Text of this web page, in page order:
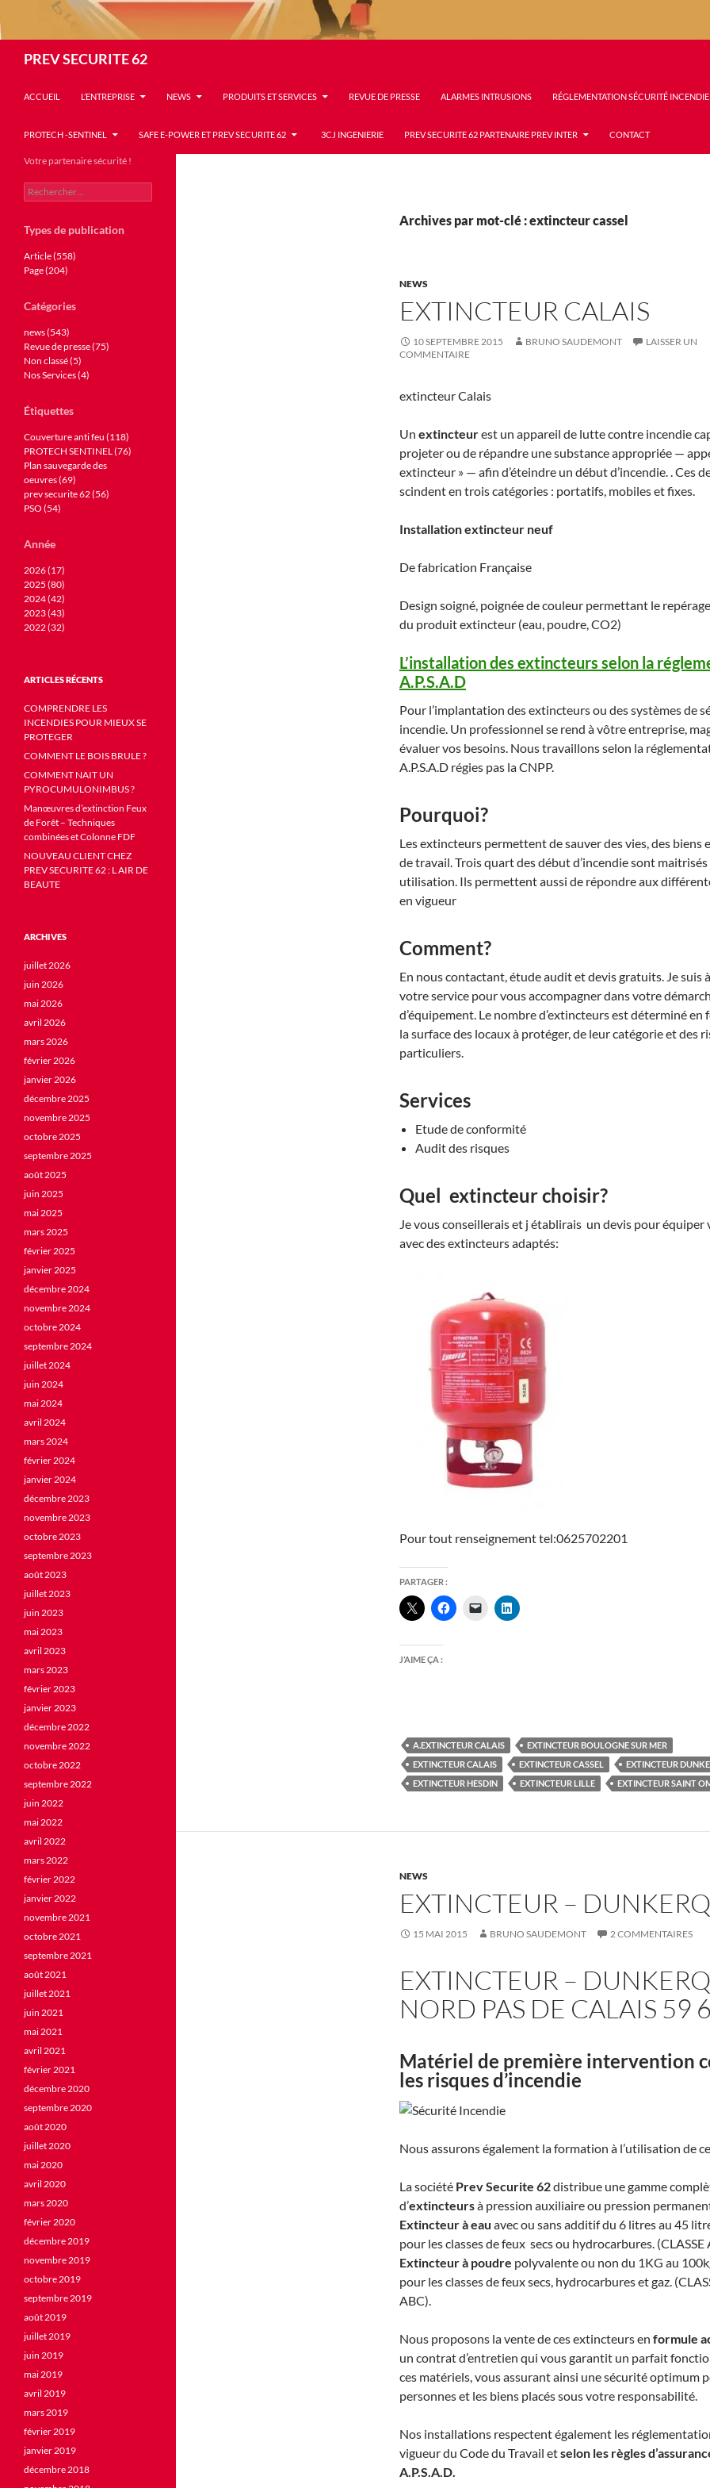
PREV SECURITE 62
ACCUEIL L’ENTREPRISE NEWS PRODUITS ET SERVICES REVUE DE PRESSE ALARMES INTRUSIONS RÉGLEMENTATION SÉCURITÉ INCENDIE
PROTECH -SENTINEL SAFE E-POWER ET PREV SECURITE 62 3CJ INGENIERIE PREV SECURITE 62 PARTENAIRE PREV INTER CONTACT
Archives par mot-clé : extincteur cassel
NEWS
EXTINCTEUR CALAIS
10 SEPTEMBRE 2015 BRUNO SAUDEMONT
LAISSER UN
COMMENTAIRE
extincteur Calais
Un extincteurest un appareil de lutte contre incendie
projeter ou de répandre une substance appropriée —
extincteur » — afin d’éteindre un début d’incendie. . Ces
scindent en trois catégories : portatifs, mobiles et fixes.
Installation extincteur neuf
De fabrication Française
Design soigné, poignée de couleur permettant le
du produit extincteur (eau, poudre, CO2)
L’installation des extincteurs selon la
A.P.S.A.D
Pour l’implantation des extincteurs ou des systèmes de
incendie. Un professionnel se rend à vôtre entreprise,
évaluer vos besoins. Nous travaillons selon la
A.P.S.A.D régies pas la CNPP.
Pourquoi?
Les extincteurs permettent de sauver des vies, des biens
de travail. Trois quart des début d’incendie sont maitrisés
utilisation. Ils permettent aussi de répondre aux
en vigueur
Comment?
En nous contactant, étude audit et devis gratuits. Je suis
votre service pour vous accompagner dans votre
d’équipement. Le nombre d’extincteurs est déterminé en
la surface des locaux à protéger, de leur catégorie et des
particuliers.
Services
Etude de conformité
Audit des risques
Quel extincteur choisir?
Je vous conseillerais et j établirais un devis pour équiper
avec des extincteurs adaptés:
Pour tout renseignement tel:0625702201
PARTAGER :
J’AIME ÇA :
A.EXTINCTEUR CALAIS
EXTINCTEUR BOULOGNE SUR MER
EXTINCTEUR CALAIS
EXTINCTEUR CASSEL
EXTINCTEUR
EXTINCTEUR HESDIN
EXTINCTEUR LILLE EXTINCTEUR SAINT
NEWS
EXTINCTEUR –
15 MAI 2015 BRUNO SAUDEMONT 2 COMMENTAIRES
EXTINCTEUR –
NORD PAS DE CALAIS 59
Matériel de première intervention
les risques d’incendie
Nous assurons également la formation à l’utilisation de
La société Prev Securite 62distribue une gamme
d’extincteursà pression auxiliaire ou pression
Extincteur à eau avec ou sans additif du 6 litres au 45
pour les classes de feux secs ou hydrocarbures. (CLASSE
Extincteur à poudre polyvalente ou non du 1KG au
pour les classes de feux secs, hydrocarbures et gaz.
ABC).
Nous proposons la vente de ces extincteurs en formule
un contrat d’entretien qui vous garantit un parfait
ces matériels, vous assurant ainsi une sécurité optimum
personnes et les biens placés sous votre responsabilité.
Nos installations respectent également les
vigueur du Code du Travail etselon les règles
A.P.S.A.D.
Votre partenaire sécurité !
Rechercher :
Types de publication
Article (558)
Page (204)
Catégories
news (543)
Revue de presse (75)
Non classé (5)
Nos Services (4)
Étiquettes
Couverture anti feu (118)
PROTECH SENTINEL (76)
Plan sauvegarde des
oeuvres (69)
prev securite 62 (56)
PSO (54)
Année
2026 (17)
2025 (80)
2024 (42)
2023 (43)
2022 (32)
ARTICLES RÉCENTS
COMPRENDRE LES
INCENDIES POUR MIEUX SE
PROTEGER
COMMENT LE BOIS BRULE ?
COMMENT NAIT UN
PYROCUMULONIMBUS ?
Manœuvres d’extinction Feux
de Forêt – Techniques
combinées et Colonne FDF
NOUVEAU CLIENT CHEZ
PREV SECURITE 62 : L AIR DE
BEAUTE
ARCHIVES
juillet 2026
juin 2026
mai 2026
avril 2026
mars 2026
février 2026
janvier 2026
décembre 2025
novembre 2025
octobre 2025
septembre 2025
août 2025
juin 2025
mai 2025
mars 2025
février 2025
janvier 2025
décembre 2024
novembre 2024
octobre 2024
septembre 2024
juillet 2024
juin 2024
mai 2024
avril 2024
mars 2024
février 2024
janvier 2024
décembre 2023
novembre 2023
octobre 2023
septembre 2023
août 2023
juillet 2023
juin 2023
mai 2023
avril 2023
mars 2023
février 2023
janvier 2023
décembre 2022
novembre 2022
octobre 2022
septembre 2022
juin 2022
mai 2022
avril 2022
mars 2022
février 2022
janvier 2022
novembre 2021
octobre 2021
septembre 2021
août 2021
juillet 2021
juin 2021
mai 2021
avril 2021
février 2021
décembre 2020
septembre 2020
août 2020
juillet 2020
mai 2020
avril 2020
mars 2020
février 2020
décembre 2019
novembre 2019
octobre 2019
septembre 2019
août 2019
juillet 2019
juin 2019
mai 2019
avril 2019
mars 2019
février 2019
janvier 2019
décembre 2018